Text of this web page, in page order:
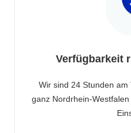
Verfügbarkeit
Wir sind 24 Stunden am
ganz Nordrhein-